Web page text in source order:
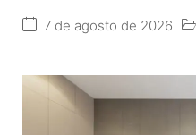
7 de agosto de 2026